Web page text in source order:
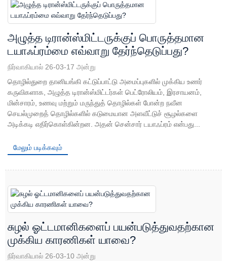
அழுத்த டிரான்ஸ்மிட்டருக்குப் பொருத்தமான
டயாஃப்ரம்மை எவ்வாறு தேர்ந்தெடுப்பது?
நிர்வாகியால் 26-03-17 அன்று
தொழில்துறை தானியங்கி கட்டுப்பாட்டு அமைப்புகளில் முக்கிய உணர்
கருவிகளாக, அழுத்த டிரான்ஸ்மிட்டர்கள் பெட்ரோலியம், இரசாயனம்,
மின்சாரம், உணவு மற்றும் மருந்துத் தொழில்கள் போன்ற நவீன
செயல்முறைத் தொழில்களில் கடுமையான அளவீட்டுச் சூழல்களை
அடிக்கடி எதிர்கொள்கின்றன. அதன் சென்சார் டயாஃப்ரம் என்பது...
மேலும் படிக்கவும்
சுழல் ஓட்டமானிகளைப் பயன்படுத்துவதற்கான
முக்கிய காரணிகள் யாவை?
நிர்வாகியால் 26-03-10 அன்று